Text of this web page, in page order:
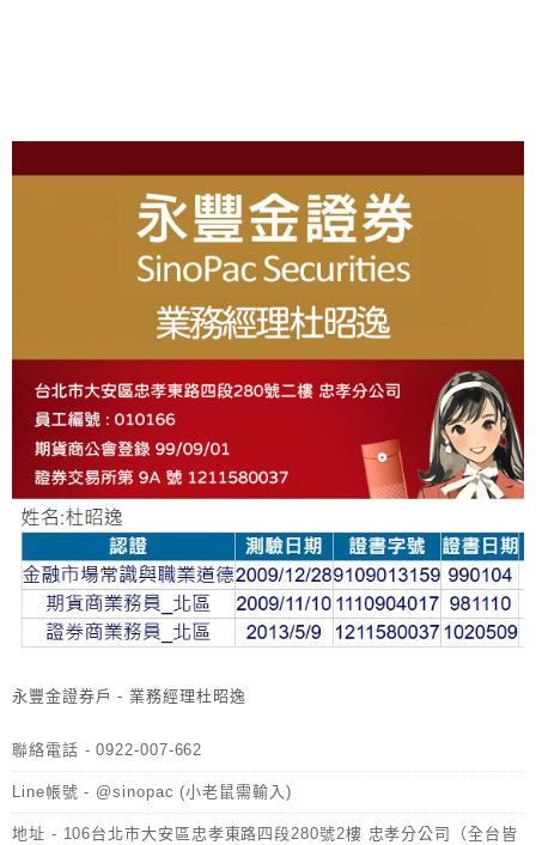
I
永豐金證券戶 - 業務經理杜昭逸
聯絡電話 - 0922-007-662
Line帳號 - @sinopac (小老鼠需輸入)
地址 - 106台北市大安區忠孝東路四段280號2樓 忠孝分公司（全台皆